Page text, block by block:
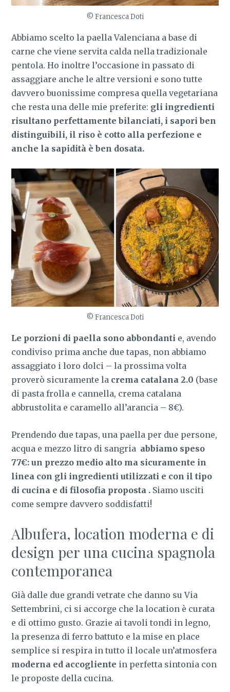
© Francesca Doti
Abbiamo scelto la paella Valenciana a base di
carne che viene servita calda nella tradizionale
pentola. Ho inoltre l’occasione in passato di
assaggiare anche le altre versioni e sono tutte
davvero buonissime compresa quella vegetariana
che resta una delle mie preferite: gli ingredienti
risultano perfettamente bilanciati, i sapori ben
distinguibili, il riso è cotto alla perfezione e
anche la sapidità è ben dosata.
© Francesca Doti
Le porzioni di paella sono abbondanti e, avendo
condiviso prima anche due tapas, non abbiamo
assaggiato i loro dolci – la prossima volta
proverò sicuramente la crema catalana 2.0 (base
di pasta frolla e cannella, crema catalana
abbrustolita e caramello all’arancia – 8€).
Prendendo due tapas, una paella per due persone,
acqua e mezzo litro di sangria abbiamo speso
77€: un prezzo medio alto ma sicuramente in
linea con gli ingredienti utilizzati e con il tipo
di cucina e di filosofia proposta . Siamo usciti
come sempre davvero soddisfatti!
Albufera, location moderna e di
design per una cucina spagnola
contemporanea
Già dalle due grandi vetrate che danno su Via
Settembrini, ci si accorge che la location è curata
e di ottimo gusto. Grazie ai tavoli tondi in legno,
la presenza di ferro battuto e la mise en place
semplice si respira in tutto il locale un’atmosfera
moderna ed accogliente in perfetta sintonia con
le proposte della cucina.